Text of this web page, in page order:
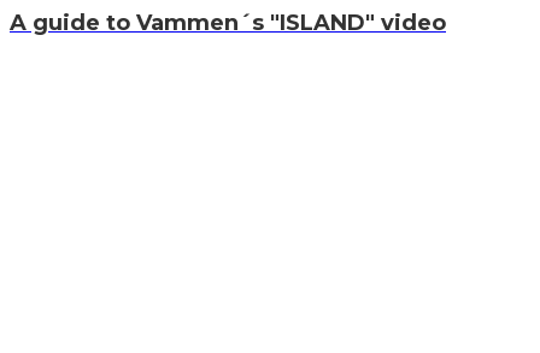
A guide to Vammen´s "ISLAND" video